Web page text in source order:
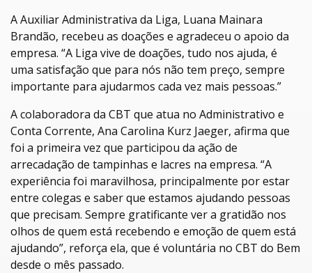
A Auxiliar Administrativa da Liga, Luana Mainara
Brandão, recebeu as doações e agradeceu o apoio da
empresa. “A Liga vive de doações, tudo nos ajuda, é
uma satisfação que para nós não tem preço, sempre
importante para ajudarmos cada vez mais pessoas.”
A colaboradora da CBT que atua no Administrativo e
Conta Corrente, Ana Carolina Kurz Jaeger, afirma que
foi a primeira vez que participou da ação de
arrecadação de tampinhas e lacres na empresa. “A
experiência foi maravilhosa, principalmente por estar
entre colegas e saber que estamos ajudando pessoas
que precisam. Sempre gratificante ver a gratidão nos
olhos de quem está recebendo e emoção de quem está
ajudando”, reforça ela, que é voluntária no CBT do Bem
desde o mês passado.